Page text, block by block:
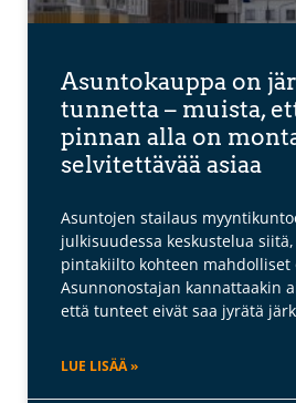
Asuntokauppa on
tunnetta – muista,
pinnan alla on
selvitettävää asiaa
Asuntojen stailaus
julkisuudessa keskustelua
pintakiilto kohteen mahdolliset
Asunnonostajan kannattaakin
että tunteet eivät saa jyrätä
LUE LISÄÄ »